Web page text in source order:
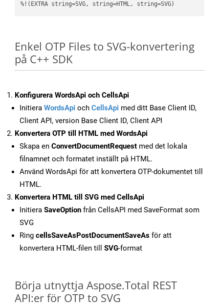
%!(EXTRA string=SVG, string=HTML, string=SVG)
Enkel OTP Files to SVG-konvertering
på C++ SDK
Konfigurera WordsApi och CellsApi
Initiera WordsApi och CellsApi med ditt Base Client ID,
Client API, version Base Client ID, Client API
Konvertera OTP till HTML med WordsApi
Skapa en ConvertDocumentRequest med det lokala
filnamnet och formatet inställt på HTML.
Använd WordsApi för att konvertera OTP-dokumentet till
HTML.
Konvertera HTML till SVG med CellsApi
Initiera SaveOption från CellsAPI med SaveFormat som
SVG
Ring cellsSaveAsPostDocumentSaveAs för att
konvertera HTML-filen till SVG-format
Börja utnyttja Aspose.Total REST
API:er för OTP to SVG